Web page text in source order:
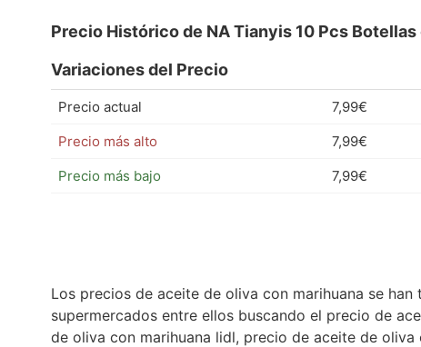
Precio Histórico de NA Tianyis 10 Pcs
Variaciones del Precio
Precio actual 7,99€
Precio más alto
7,99€
Precio más bajo
7,99€
Los precios de aceite de oliva con marihuana se
supermercados entre ellos buscando el precio de
de oliva con marihuana lidl, precio de aceite de